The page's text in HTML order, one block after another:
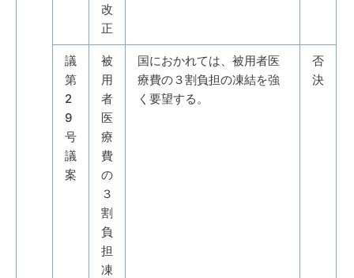
改
正
議
第
2
9
号
議
案
被
用
者
医
療
費
の
３
割
負
担
凍
国におかれては、被用者医
療費の３割負担の凍結を強
く要望する。
否
決